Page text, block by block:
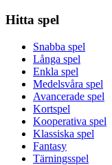
Hitta spel
Snabba spel
Långa spel
Enkla spel
Medelsvåra spel
Avancerade spel
Kortspel
Kooperativa spel
Klassiska spel
Fantasy
Tärningsspel